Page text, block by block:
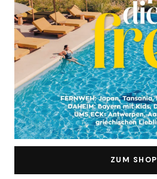
ZUM SHOP